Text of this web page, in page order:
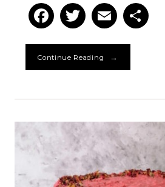
Facebook
Twitter
Email
Continue Reading →